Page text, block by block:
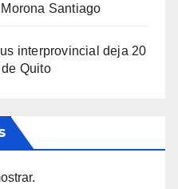
Santiago
interprovincial deja 20
Quito